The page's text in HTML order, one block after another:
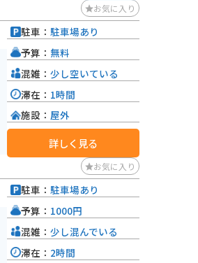
お気に入り
駐車： 駐車場あり
予算： 無料
混雑： 少し空いている
滞在： 1時間
施設： 屋外
詳しく見る
お気に入り
駐車： 駐車場あり
予算： 1000円
混雑： 少し混んでいる
滞在： 2時間